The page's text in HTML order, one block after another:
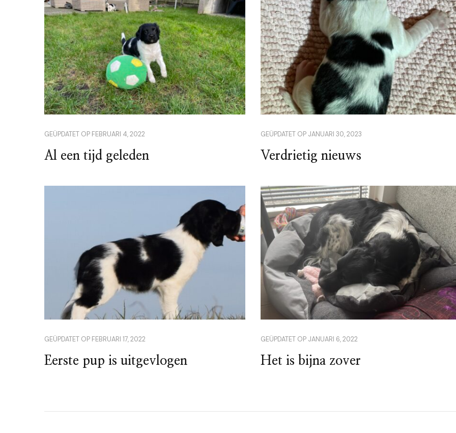
GEÜPDATET OP FEBRUARI 4, 2022
Al een tijd geleden
GEÜPDATET OP JANUARI 30, 2023
Verdrietig nieuws
GEÜPDATET OP FEBRUARI 17, 2022
Eerste pup is uitgevlogen
GEÜPDATET OP JANUARI 6, 2022
Het is bijna zover